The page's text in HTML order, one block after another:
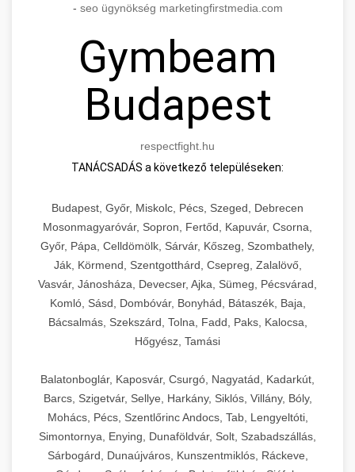
- seo ügynökség marketingfirstmedia.com
Gymbeam
Budapest
respectfight.hu
TANÁCSADÁS a következő településeken:
Budapest, Győr, Miskolc, Pécs, Szeged, Debrecen
Mosonmagyaróvár, Sopron, Fertőd, Kapuvár, Csorna,
Győr, Pápa, Celldömölk, Sárvár, Kőszeg, Szombathely,
Ják, Körmend, Szentgotthárd, Csepreg, Zalalövő,
Vasvár, Jánosháza, Devecser, Ajka, Sümeg, Pécsvárad,
Komló, Sásd, Dombóvár, Bonyhád, Bátaszék, Baja,
Bácsalmás, Szekszárd, Tolna, Fadd, Paks, Kalocsa,
Hőgyész, Tamási
Balatonboglár, Kaposvár, Csurgó, Nagyatád, Kadarkút,
Barcs, Szigetvár, Sellye, Harkány, Siklós, Villány, Bóly,
Mohács, Pécs, Szentlőrinc Andocs, Tab, Lengyeltóti,
Simontornya, Enying, Dunaföldvár, Solt, Szabadszállás,
Sárbogárd, Dunaújváros, Kunszentmiklós, Ráckeve,